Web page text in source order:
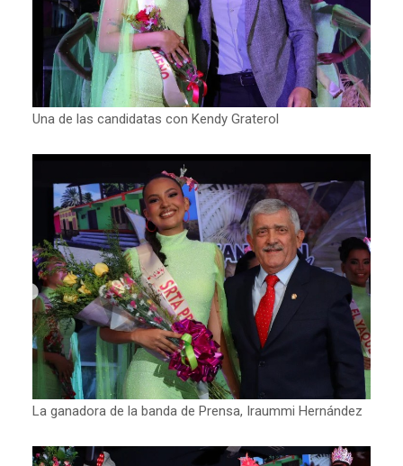
Una de las candidatas con Kendy Graterol
La ganadora de la banda de Prensa, Iraummi Hernández